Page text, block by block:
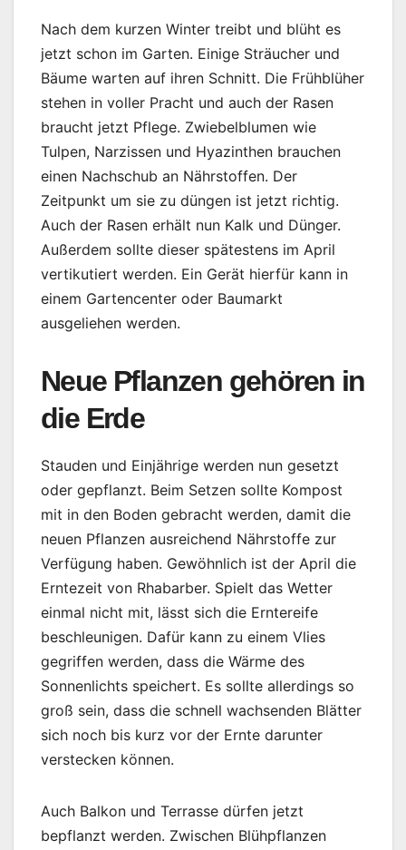
Nach dem kurzen Winter treibt und blüht es
jetzt schon im Garten. Einige Sträucher und
Bäume warten auf ihren Schnitt. Die Frühblüher
stehen in voller Pracht und auch der Rasen
braucht jetzt Pflege. Zwiebelblumen wie
Tulpen, Narzissen und Hyazinthen brauchen
einen Nachschub an Nährstoffen. Der
Zeitpunkt um sie zu düngen ist jetzt richtig.
Auch der Rasen erhält nun Kalk und Dünger.
Außerdem sollte dieser spätestens im April
vertikutiert werden. Ein Gerät hierfür kann in
einem Gartencenter oder Baumarkt
ausgeliehen werden.
Neue Pflanzen gehören in
die Erde
Stauden und Einjährige werden nun gesetzt
oder gepflanzt. Beim Setzen sollte Kompost
mit in den Boden gebracht werden, damit die
neuen Pflanzen ausreichend Nährstoffe zur
Verfügung haben. Gewöhnlich ist der April die
Erntezeit von Rhabarber. Spielt das Wetter
einmal nicht mit, lässt sich die Erntereife
beschleunigen. Dafür kann zu einem Vlies
gegriffen werden, dass die Wärme des
Sonnenlichts speichert. Es sollte allerdings so
groß sein, dass die schnell wachsenden Blätter
sich noch bis kurz vor der Ernte darunter
verstecken können.
Auch Balkon und Terrasse dürfen jetzt
bepflanzt werden. Zwischen Blühpflanzen